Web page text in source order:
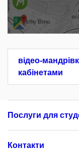
відео-
кабінетами
Послуги для
Контакти